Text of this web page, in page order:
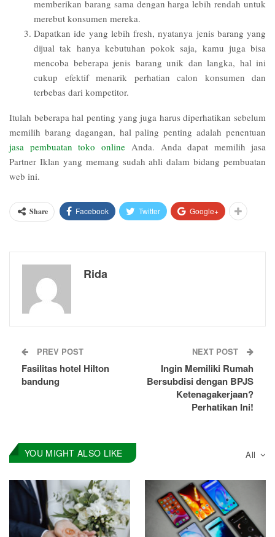
memberikan barang sama dengan harga lebih rendah untuk
merebut konsumen mereka.
Dapatkan ide yang lebih fresh, nyatanya jenis barang yang
dijual tak hanya kebutuhan pokok saja, kamu juga bisa
mencoba beberapa jenis barang unik dan langka, hal ini
cukup efektif menarik perhatian calon konsumen dan
terbebas dari kompetitor.
Itulah beberapa hal penting yang juga harus diperhatikan sebelum
memilih barang dagangan, hal paling penting adalah penentuan
jasa pembuatan toko onlineAnda. Anda dapat memilih jasa
Partner Iklan yang memang sudah ahli dalam bidang pembuatan
web ini.
Share Facebook Twitter Google+
Rida
PREV POST
Fasilitas hotel Hilton
bandung
NEXT POST
Ingin Memiliki Rumah
Bersubdisi dengan BPJS
Ketenagakerjaan?
Perhatikan Ini!
All
YOU MIGHT ALSO LIKE